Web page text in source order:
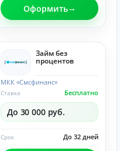
Оформить
Займ без
процентов
МКК «Смсфинанс»
Бесплатно
Ставка
До 30 000 руб.
До 32 дней
Срок